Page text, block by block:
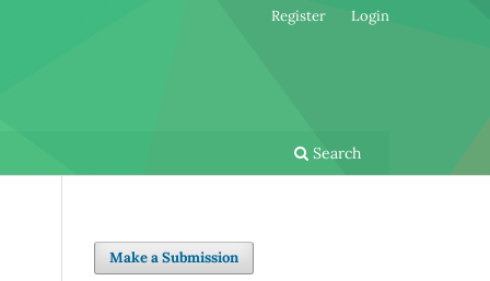
Search
Register Login
Make a Submission